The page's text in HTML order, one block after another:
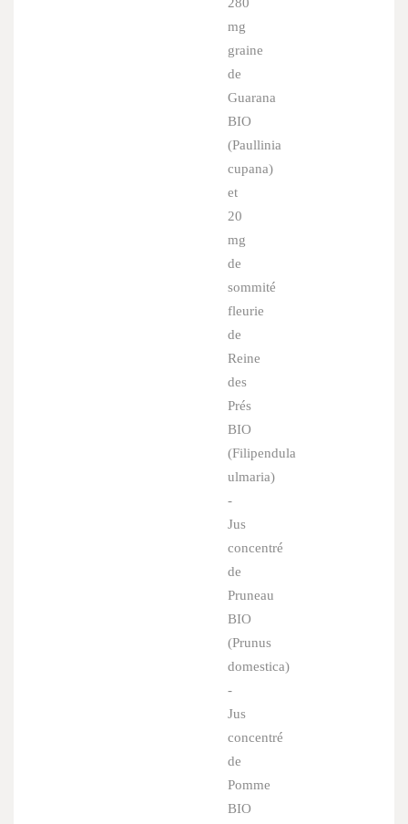
mg
graine
de
Guarana
BIO
(Paullinia
cupana)
et
20
mg
de
sommité
fleurie
de
Reine
des
Prés
BIO
(Filipendula
ulmaria)
-
Jus
concentré
de
Pruneau
BIO
(Prunus
domestica)
-
Jus
concentré
de
Pomme
BIO